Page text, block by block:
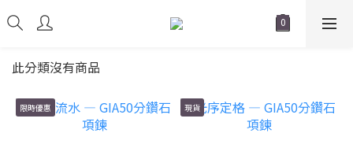
此分類沒有商品
限時優惠 現貨